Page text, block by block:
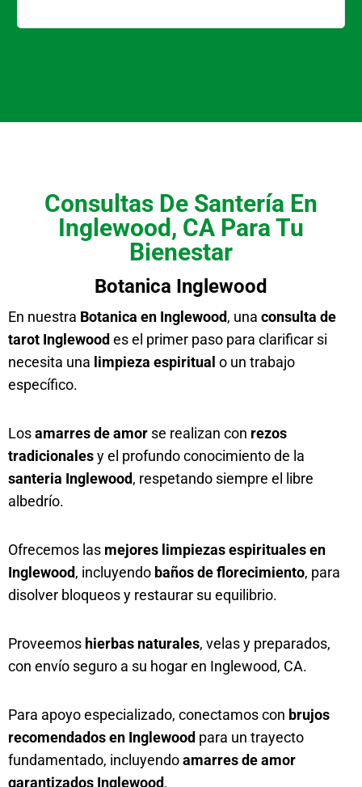
Consultas De Santería En
Inglewood, CA Para Tu
Bienestar
Botanica Inglewood
En nuestra Botanica en Inglewood, una consulta de
tarot Inglewood es el primer paso para clarificar si
necesita una limpieza espiritual o un trabajo
específico.
Losamarres de amor se realizan con rezos
tradicionalesy el profundo conocimiento de la
santeria Inglewood, respetando siempre el libre
albedrío.
Ofrecemos las mejores limpiezas espirituales en
Inglewood, incluyendo baños de florecimiento, para
disolver bloqueos y restaurar su equilibrio.
Proveemos hierbas naturales, velas y preparados,
con envío seguro a su hogar en Inglewood, CA.
Para apoyo especializado, conectamos con brujos
recomendados en Inglewood para un trayecto
fundamentado, incluyendoamarres de amor
garantizados Inglewood.